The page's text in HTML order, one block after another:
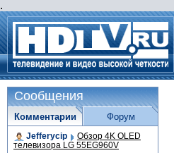
.
Сообщения
Комментарии
Jefferycip Обзор 4K OLED
телевизора LG 55EG960V
Форум